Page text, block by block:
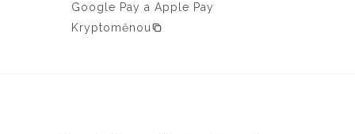
Google Pay a Apple Pay
Kryptoměnou